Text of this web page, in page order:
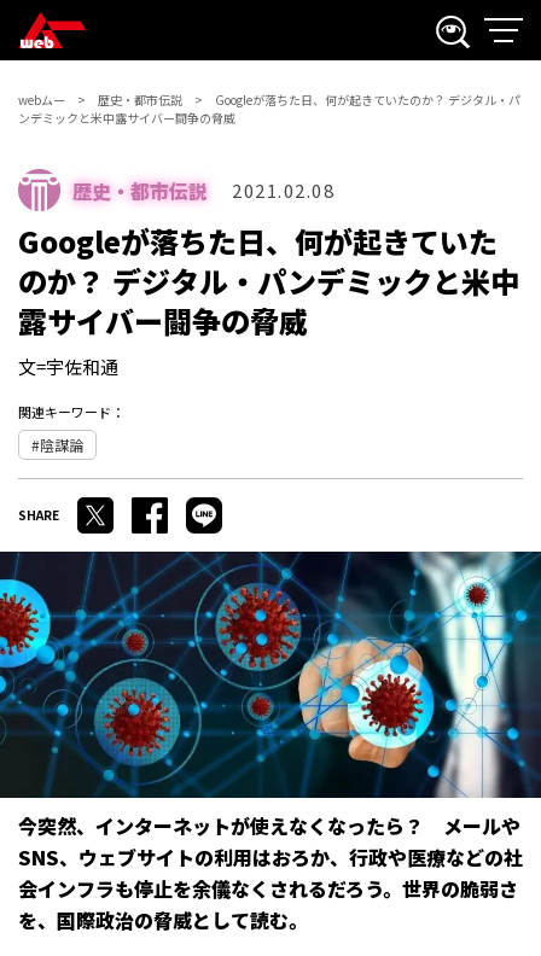
webムー 歴史・都市伝説
Googleが落ちた日、何が起きていたのか？ デジタル・パ
ンデミックと米中露サイバー闘争の脅威
歴史・都市伝説 2021.02.08
Googleが落ちた日、何が起きていた
のか？ デジタル・パンデミックと米中
露サイバー闘争の脅威
文=宇佐和通
関連キーワード：
陰謀論
今突然、インターネットが使えなくなったら？ メールや
SNS、ウェブサイトの利用はおろか、行政や医療などの社
会インフラも停止を余儀なくされるだろう。世界の脆弱さ
を、国際政治の脅威として読む。